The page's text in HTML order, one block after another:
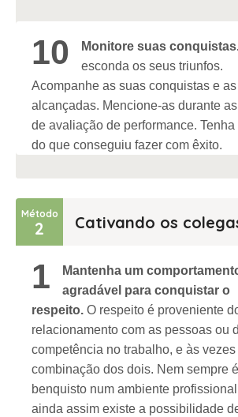
10 Monitore suas
esconda os seus triunfos.
Acompanhe as suas conquistas e
alcançadas. Mencione-as durante
de avaliação de performance.
do que conseguiu fazer com êxito.
Método
2 Cativando os
1
Mantenha um
agradável para conquistar o
respeito. O respeito é proveniente
relacionamento com as pessoas ou
competência no trabalho, e às vezes
combinação dos dois. Nem sempre
benquisto num ambiente
ainda assim existe a possibilidade